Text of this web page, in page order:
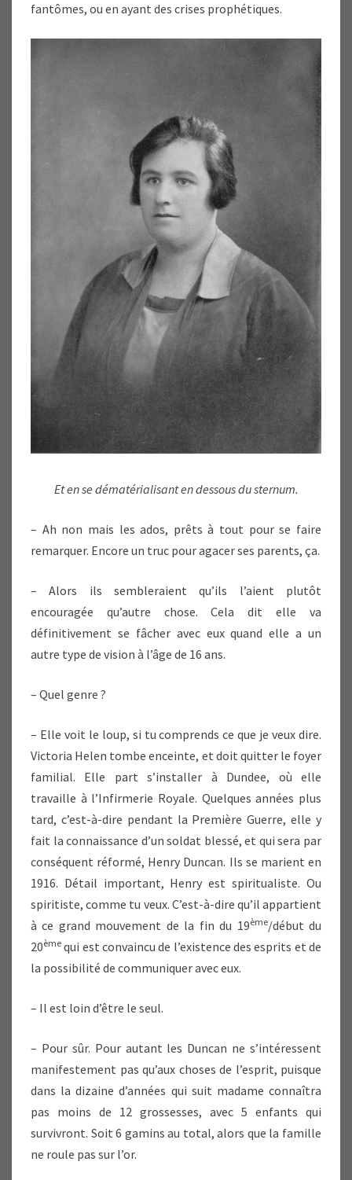
fantômes, ou en ayant des crises prophétiques.
Et en se dématérialisant en dessous du sternum.
– Ah non mais les ados, prêts à tout pour se faire
remarquer. Encore un truc pour agacer ses parents, ça.
– Alors ils sembleraient qu’ils l’aient plutôt
encouragée qu’autre chose. Cela dit elle va
définitivement se fâcher avec eux quand elle a un
autre type de vision à l’âge de 16 ans.
– Quel genre ?
– Elle voit le loup, si tu comprends ce que je veux dire.
Victoria Helen tombe enceinte, et doit quitter le foyer
familial. Elle part s’installer à Dundee, où elle
travaille à l’Infirmerie Royale. Quelques années plus
tard, c’est-à-dire pendant la Première Guerre, elle y
fait la connaissance d’un soldat blessé, et qui sera par
conséquent réformé, Henry Duncan. Ils se marient en
1916. Détail important, Henry est spiritualiste. Ou
spiritiste, comme tu veux. C’est-à-dire qu’il appartient
à ce grand mouvement de la fin du 19ème/début du
20ème qui est convaincu de l’existence des esprits et de
la possibilité de communiquer avec eux.
– Il est loin d’être le seul.
– Pour sûr. Pour autant les Duncan ne s’intéressent
manifestement pas qu’aux choses de l’esprit, puisque
dans la dizaine d’années qui suit madame connaîtra
pas moins de 12 grossesses, avec 5 enfants qui
survivront. Soit 6 gamins au total, alors que la famille
ne roule pas sur l’or.